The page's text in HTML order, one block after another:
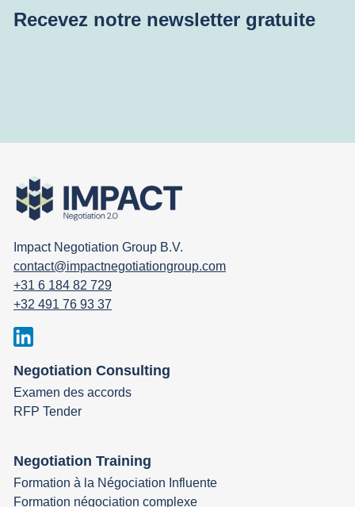
Recevez notre newsletter gratuite
Impact Negotiation Group B.V.
contact@impactnegotiationgroup.com
+31 6 184 82 729
+32 491 76 93 37
Negotiation Consulting
Examen des accords
RFP Tender
Negotiation Training
Formation à la Négociation Influente
Formation négociation complexe